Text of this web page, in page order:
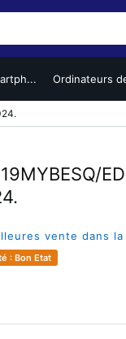
Ordinateurs
vente dans
: Bon Etat